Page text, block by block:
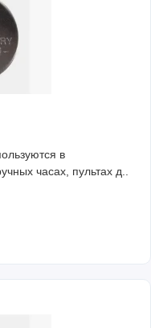
в
часах, пультах д..